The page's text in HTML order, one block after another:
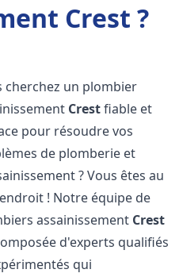
Crest ?
cherchez un plombier
Crestfiable et
pour résoudre vos
de plomberie et
? Vous êtes au
! Notre équipe de
assainissement Crest
d'experts qualifiés
qui